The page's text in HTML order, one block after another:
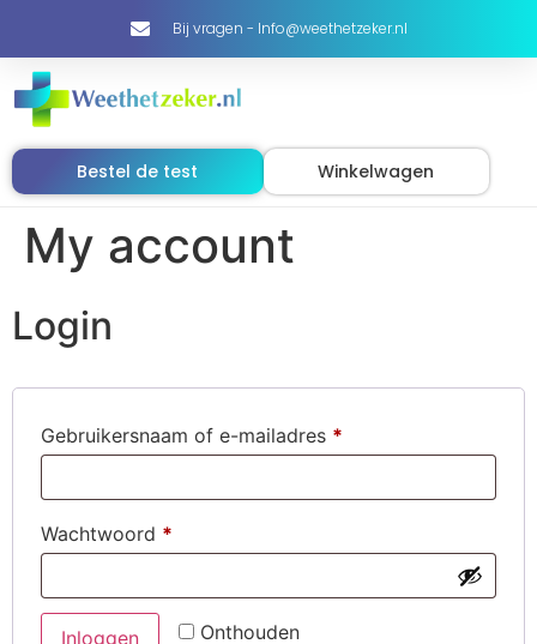
Bij vragen - Info@weethetzeker.nl
Bestel de test Winkelwagen
My account
Login
Gebruikersnaam of e-mailadres *
Wachtwoord *
Onthouden
Inloggen